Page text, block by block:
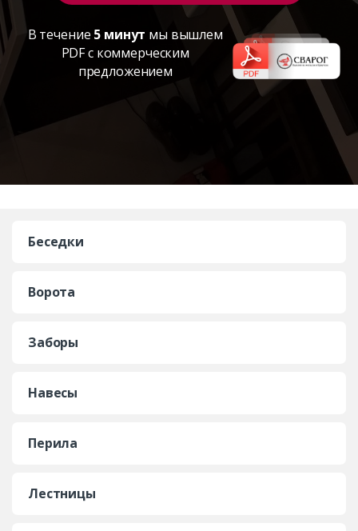
В течение 5 минут мы вышлем
PDF с коммерческим
предложением
Беседки
Ворота
Заборы
Навесы
Перила
Лестницы